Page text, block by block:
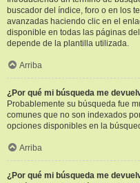
buscador del índice, foro o en los
avanzadas haciendo clic en el
disponible en todas las páginas
depende de la plantilla utilizada.
Arriba
¿Por qué mi búsqueda me
Probablemente su búsqueda fue
comunes que no son indexados
opciones disponibles en la
Arriba
¿Por qué mi búsqueda me